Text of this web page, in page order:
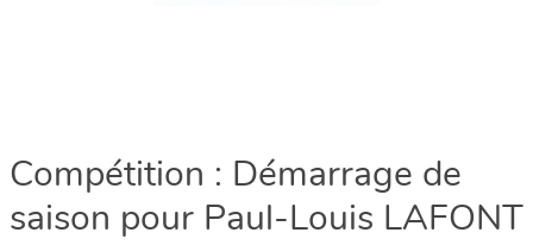
Compétition : Démarrage de
saison pour Paul-Louis LAFONT